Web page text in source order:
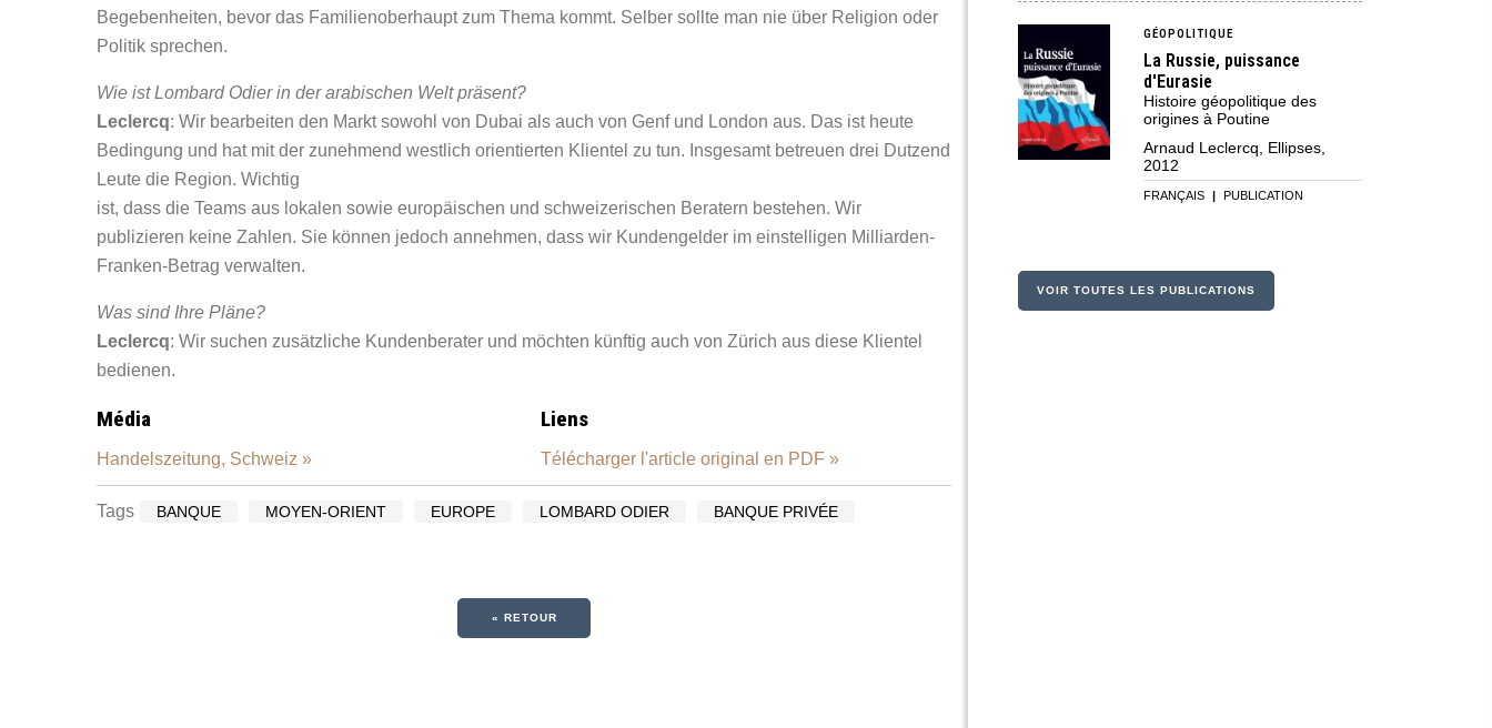
Begebenheiten, bevor das Familienoberhaupt zum Thema kommt. Selber sollte man nie über Religion oder
Politik sprechen.
Wie ist Lombard Odier in der arabischen Welt präsent?
Leclercq: Wir bearbeiten den Markt sowohl von Dubai als auch von Genf und London aus. Das ist heute
Bedingung und hat mit der zunehmend westlich orientierten Klientel zu tun. Insgesamt betreuen drei Dutzend
Leute die Region. Wichtig
ist, dass die Teams aus lokalen sowie europäischen und schweizerischen Beratern bestehen. Wir
publizieren keine Zahlen. Sie können jedoch annehmen, dass wir Kundengelder im einstelligen Milliarden-
Franken-Betrag verwalten.
Was sind Ihre Pläne?
Leclercq: Wir suchen zusätzliche Kundenberater und möchten künftig auch von Zürich aus diese Klientel
bedienen.
Média
Handelszeitung, Schweiz »
Liens
Télécharger l'article original en PDF »
Tags BANQUE MOYEN-ORIENT EUROPE LOMBARD ODIER BANQUE PRIVÉE
« RETOUR
GÉOPOLITIQUE
La Russie, puissance
d'Eurasie
Histoire géopolitique des
origines à Poutine
Arnaud Leclercq, Ellipses,
2012
FRANÇAIS | PUBLICATION
VOIR TOUTES LES PUBLICATIONS